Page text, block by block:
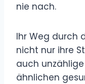
nie nach.
Ihr Weg durch
nicht nur ihre
auch
ähnlichen